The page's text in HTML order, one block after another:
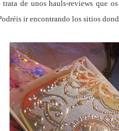
trata de unos hauls-reviews que
ir encontrando los sitios